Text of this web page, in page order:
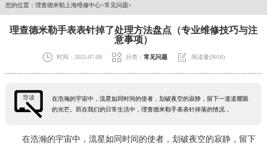
上海市黄浦区南京东路299号宏伊国际广场写字楼8层806室理查德米勒售后服务中心（需提前预约）
您的位置： 理查德米勒上海维修中心>常见问题>
理查德米勒手表表针掉了处理方法盘点（专业维修技巧与注
意事项）
 时间：2025-07-08  分类： 常见问题  阅读量(9018)
导读
在浩瀚的宇宙中，流星如同时间的使者，划破夜空的寂静，留下一道道耀眼
的光芒。而在我们的日常生活中，理查德米勒手表表针掉落的情况，
在浩瀚的宇宙中，流星如同时间的使者，划破夜空的寂静，留下